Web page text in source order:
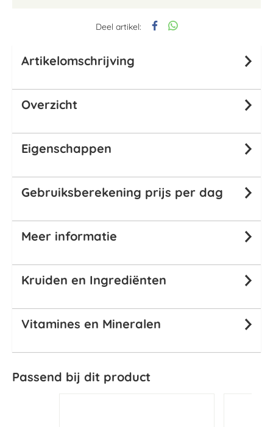
Deel artikel:
Artikelomschrijving
Overzicht
Eigenschappen
Gebruiksberekening prijs per dag
Meer informatie
Kruiden en Ingrediënten
Vitamines en Mineralen
Passend bij dit product